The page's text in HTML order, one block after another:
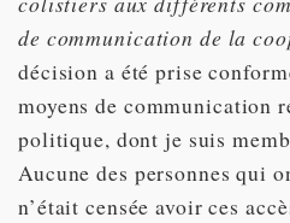
de communication de la
décision a été prise
moyens de communication
politique, dont je suis
Aucune des personnes qui
n’était censée avoir ces